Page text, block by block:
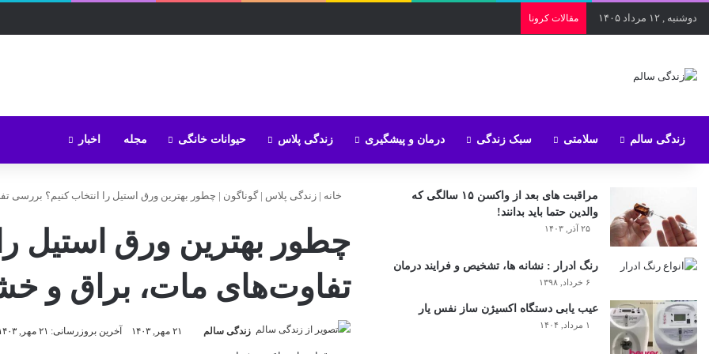
دوشنبه , ۱۲ مرداد ۱۴۰۵ مقالات کرونا
زندگی سالم سلامتی سبک زندگی درمان و پیشگیری زندگی پلاس حیوانات خانگی مجله اخبار
خانه | زندگی پلاس | گوناگون | چطور بهترین ورق استیل را انتخاب کنیم؟ بررسی
چطور بهترین ورق استیل
تفاوت‌های مات، براق و
زندگی سالم ۲۱ مهر, ۱۴۰۳ آخرین بروزرسانی: ۲۱ مهر, ۱۴۰۳
مراقبت های بعد از واکسن ۱۵ سالگی که
والدین حتما باید بدانند!
۲۵ آذر, ۱۴۰۳
رنگ ادرار : نشانه ها، تشخیص و فرایند درمان
۶ خرداد, ۱۳۹۸
عیب یابی دستگاه اکسیژن ساز نفس یار
۱ مرداد, ۱۴۰۴